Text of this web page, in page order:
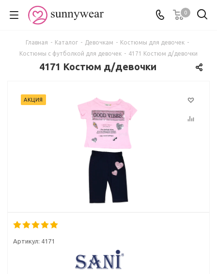
0
Главная - Каталог - Девочкам - Костюмы для девочек -
Костюмы с футболкой для девочек - 4171 Костюм д/девочки
4171 Костюм д/девочки
АКЦИЯ
Артикул: 4171